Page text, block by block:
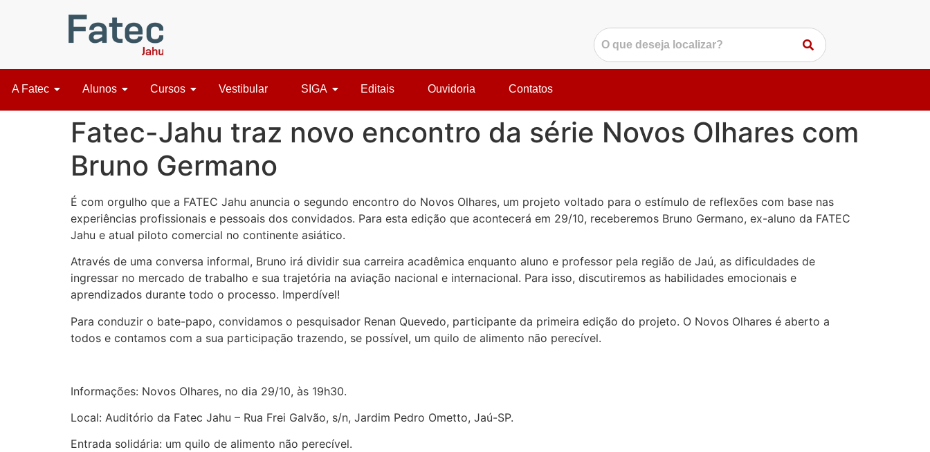
A Fatec Alunos Cursos Vestibular SIGA Editais Ouvidoria Contatos
Fatec-Jahu traz novo encontro da série Novos Olhares com
Bruno Germano
É com orgulho que a FATEC Jahu anuncia o segundo encontro do Novos Olhares, um projeto voltado para o estímulo de reflexões com base nas
experiências profissionais e pessoais dos convidados. Para esta edição que acontecerá em 29/10, receberemos Bruno Germano, ex-aluno da FATEC
Jahu e atual piloto comercial no continente asiático.
Através de uma conversa informal, Bruno irá dividir sua carreira acadêmica enquanto aluno e professor pela região de Jaú, as dificuldades de
ingressar no mercado de trabalho e sua trajetória na aviação nacional e internacional. Para isso, discutiremos as habilidades emocionais e
aprendizados durante todo o processo. Imperdível!
Para conduzir o bate-papo, convidamos o pesquisador Renan Quevedo, participante da primeira edição do projeto. O Novos Olhares é aberto a
todos e contamos com a sua participação trazendo, se possível, um quilo de alimento não perecível.
Informações: Novos Olhares, no dia 29/10, às 19h30.
Local: Auditório da Fatec Jahu – Rua Frei Galvão, s/n, Jardim Pedro Ometto, Jaú-SP.
Entrada solidária: um quilo de alimento não perecível.